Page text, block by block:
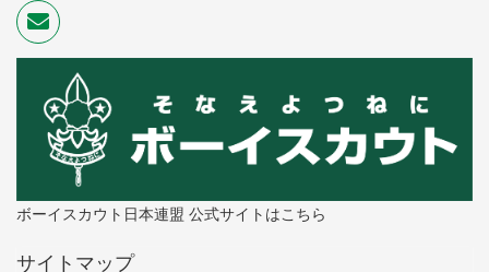
ボーイスカウト日本連盟 公式サイトはこちら
サイトマップ